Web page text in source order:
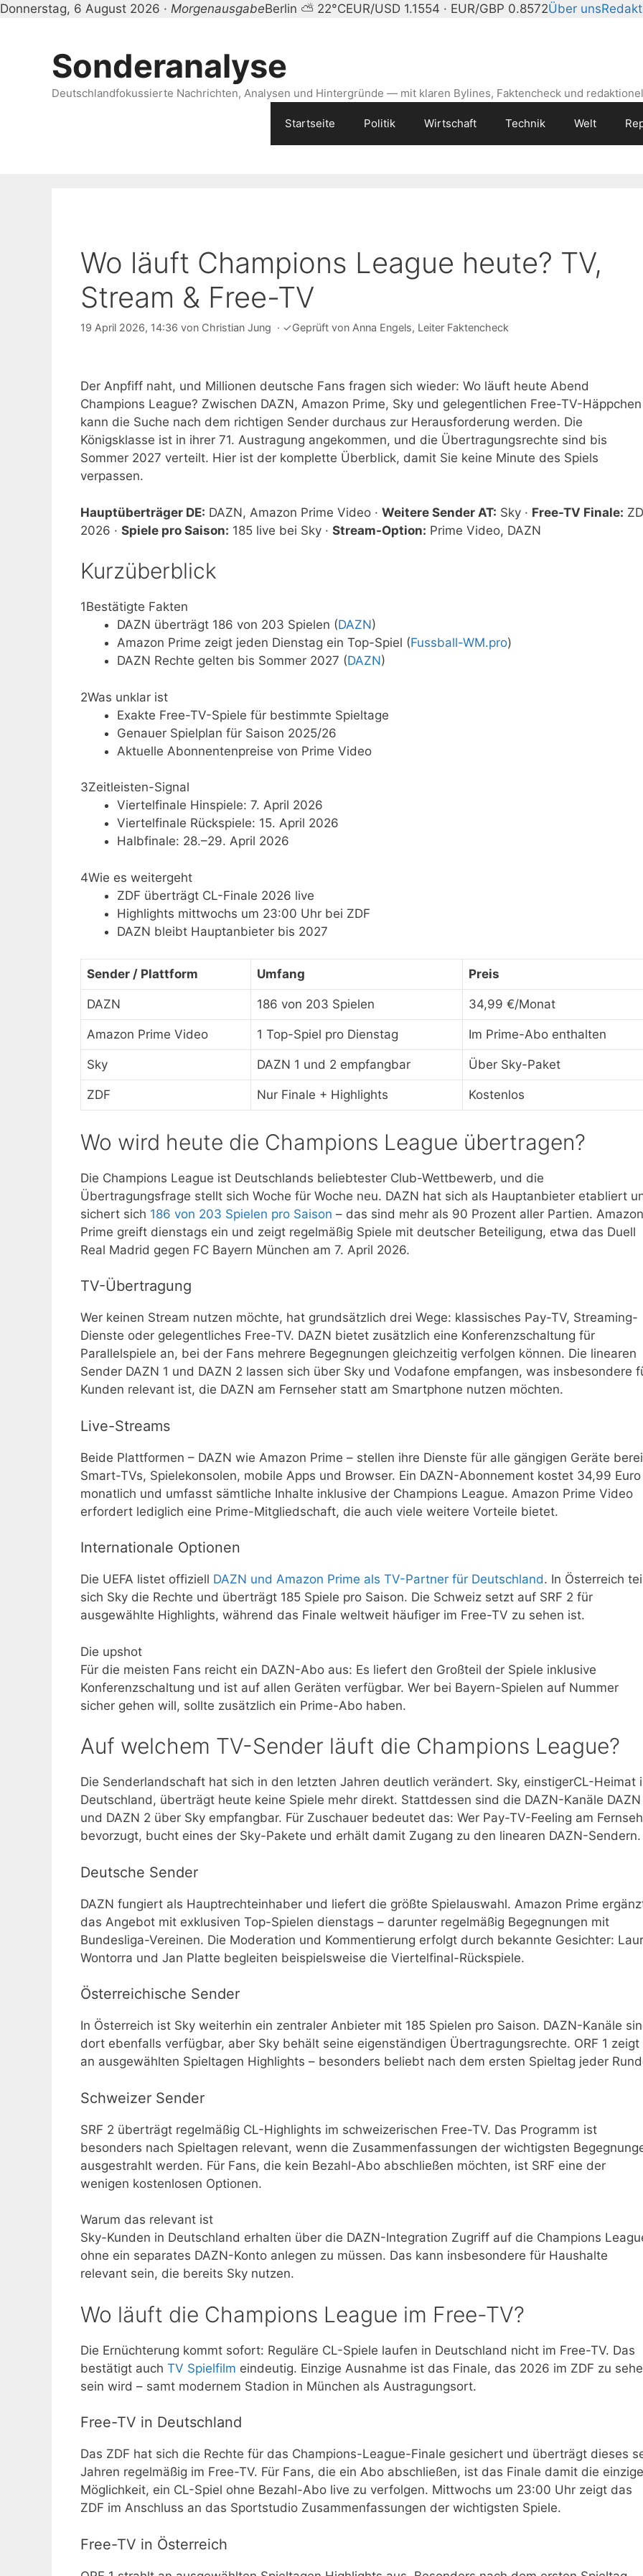
Donnerstag, 6 August 2026 · MorgenausgabeBerlin ⛅ 22°CEUR/USD 1.1554 · EUR/GBP 0.8572Über uns
Sonderanalyse
Deutschlandfokussierte Nachrichten, Analysen und Hintergründe — mit klaren Bylines, Faktencheck und
Startseite Politik Wirtschaft Technik Welt
Wo läuft Champions League heute? TV,
Stream & Free-TV
19 April 2026, 14:36 von Christian Jung · ✓Geprüft von Anna Engels, Leiter Faktencheck
Der Anpfiff naht, und Millionen deutsche Fans fragen sich wieder: Wo läuft heute Abend
Champions League? Zwischen DAZN, Amazon Prime, Sky und gelegentlichen Free-TV-Häppchen
kann die Suche nach dem richtigen Sender durchaus zur Herausforderung werden. Die
Königsklasse ist in ihrer 71. Austragung angekommen, und die Übertragungsrechte sind bis
Sommer 2027 verteilt. Hier ist der komplette Überblick, damit Sie keine Minute des Spiels
verpassen.
Hauptüberträger DE: DAZN, Amazon Prime Video · Weitere Sender AT: Sky · Free-TV Finale:
2026 · Spiele pro Saison: 185 live bei Sky · Stream-Option: Prime Video, DAZN
Kurzüberblick
1Bestätigte Fakten
DAZN überträgt 186 von 203 Spielen (DAZN)
Amazon Prime zeigt jeden Dienstag ein Top-Spiel (Fussball-WM.pro)
DAZN Rechte gelten bis Sommer 2027 (DAZN)
2Was unklar ist
Exakte Free-TV-Spiele für bestimmte Spieltage
Genauer Spielplan für Saison 2025/26
Aktuelle Abonnentenpreise von Prime Video
3Zeitleisten-Signal
Viertelfinale Hinspiele: 7. April 2026
Viertelfinale Rückspiele: 15. April 2026
Halbfinale: 28.–29. April 2026
4Wie es weitergeht
ZDF überträgt CL-Finale 2026 live
Highlights mittwochs um 23:00 Uhr bei ZDF
DAZN bleibt Hauptanbieter bis 2027
Sender / Plattform Umfang Preis
DAZN 186 von 203 Spielen 34,99 €/Monat
Amazon Prime Video 1 Top-Spiel pro Dienstag Im Prime-Abo enthalten
Sky DAZN 1 und 2 empfangbar Über Sky-Paket
ZDF Nur Finale + Highlights Kostenlos
Wo wird heute die Champions League übertragen?
Die Champions League ist Deutschlands beliebtester Club-Wettbewerb, und die
Übertragungsfrage stellt sich Woche für Woche neu. DAZN hat sich als Hauptanbieter etabliert
sichert sich 186 von 203 Spielen pro Saison – das sind mehr als 90 Prozent aller Partien. Amazon
Prime greift dienstags ein und zeigt regelmäßig Spiele mit deutscher Beteiligung, etwa das Duell
Real Madrid gegen FC Bayern München am 7. April 2026.
TV-Übertragung
Wer keinen Stream nutzen möchte, hat grundsätzlich drei Wege: klassisches Pay-TV, Streaming-
Dienste oder gelegentliches Free-TV. DAZN bietet zusätzlich eine Konferenzschaltung für
Parallelspiele an, bei der Fans mehrere Begegnungen gleichzeitig verfolgen können. Die linearen
Sender DAZN 1 und DAZN 2 lassen sich über Sky und Vodafone empfangen, was insbesondere
Kunden relevant ist, die DAZN am Fernseher statt am Smartphone nutzen möchten.
Live-Streams
Beide Plattformen – DAZN wie Amazon Prime – stellen ihre Dienste für alle gängigen Geräte
Smart-TVs, Spielekonsolen, mobile Apps und Browser. Ein DAZN-Abonnement kostet 34,99 Euro
monatlich und umfasst sämtliche Inhalte inklusive der Champions League. Amazon Prime Video
erfordert lediglich eine Prime-Mitgliedschaft, die auch viele weitere Vorteile bietet.
Internationale Optionen
Die UEFA listet offiziell DAZN und Amazon Prime als TV-Partner für Deutschland. In Österreich
sich Sky die Rechte und überträgt 185 Spiele pro Saison. Die Schweiz setzt auf SRF 2 für
ausgewählte Highlights, während das Finale weltweit häufiger im Free-TV zu sehen ist.
Die upshot
Für die meisten Fans reicht ein DAZN-Abo aus: Es liefert den Großteil der Spiele inklusive
Konferenzschaltung und ist auf allen Geräten verfügbar. Wer bei Bayern-Spielen auf Nummer
sicher gehen will, sollte zusätzlich ein Prime-Abo haben.
Auf welchem TV-Sender läuft die Champions League?
Die Senderlandschaft hat sich in den letzten Jahren deutlich verändert. Sky, einstigerCL-Heimat
Deutschland, überträgt heute keine Spiele mehr direkt. Stattdessen sind die DAZN-Kanäle DAZN
und DAZN 2 über Sky empfangbar. Für Zuschauer bedeutet das: Wer Pay-TV-Feeling am
bevorzugt, bucht eines der Sky-Pakete und erhält damit Zugang zu den linearen DAZN-Sendern.
Deutsche Sender
DAZN fungiert als Hauptrechteinhaber und liefert die größte Spielauswahl. Amazon Prime
das Angebot mit exklusiven Top-Spielen dienstags – darunter regelmäßig Begegnungen mit
Bundesliga-Vereinen. Die Moderation und Kommentierung erfolgt durch bekannte Gesichter:
Wontorra und Jan Platte begleiten beispielsweise die Viertelfinal-Rückspiele.
Österreichische Sender
In Österreich ist Sky weiterhin ein zentraler Anbieter mit 185 Spielen pro Saison. DAZN-Kanäle
dort ebenfalls verfügbar, aber Sky behält seine eigenständigen Übertragungsrechte. ORF 1 zeigt
an ausgewählten Spieltagen Highlights – besonders beliebt nach dem ersten Spieltag jeder
Schweizer Sender
SRF 2 überträgt regelmäßig CL-Highlights im schweizerischen Free-TV. Das Programm ist
besonders nach Spieltagen relevant, wenn die Zusammenfassungen der wichtigsten
ausgestrahlt werden. Für Fans, die kein Bezahl-Abo abschließen möchten, ist SRF eine der
wenigen kostenlosen Optionen.
Warum das relevant ist
Sky-Kunden in Deutschland erhalten über die DAZN-Integration Zugriff auf die Champions
ohne ein separates DAZN-Konto anlegen zu müssen. Das kann insbesondere für Haushalte
relevant sein, die bereits Sky nutzen.
Wo läuft die Champions League im Free-TV?
Die Ernüchterung kommt sofort: Reguläre CL-Spiele laufen in Deutschland nicht im Free-TV. Das
bestätigt auch TV Spielfilm eindeutig. Einzige Ausnahme ist das Finale, das 2026 im ZDF zu
sein wird – samt modernem Stadion in München als Austragungsort.
Free-TV in Deutschland
Das ZDF hat sich die Rechte für das Champions-League-Finale gesichert und überträgt dieses
Jahren regelmäßig im Free-TV. Für Fans, die ein Abo abschließen, ist das Finale damit die einzige
Möglichkeit, ein CL-Spiel ohne Bezahl-Abo live zu verfolgen. Mittwochs um 23:00 Uhr zeigt das
ZDF im Anschluss an das Sportstudio Zusammenfassungen der wichtigsten Spiele.
Free-TV in Österreich